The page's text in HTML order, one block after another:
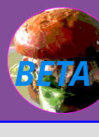
BETA